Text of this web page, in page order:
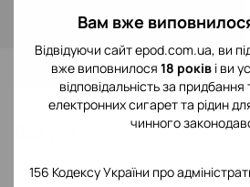
Вам вже
Відвідуючи сайт epod.com.ua, ви
вже виповнилося 18 років і ви
відповідальність за
електронних сигарет та рідин
чинного
156 Кодексу України про
Увійтидля відображення
До